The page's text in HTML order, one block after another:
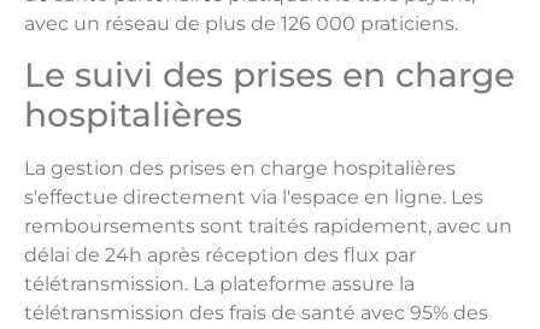
avec un réseau de plus de 126 000 praticiens.
Le suivi des prises en charge
hospitalières
La gestion des prises en charge hospitalières
s'effectue directement via l'espace en ligne. Les
remboursements sont traités rapidement, avec un
délai de 24h après réception des flux par
télétransmission. La plateforme assure la
télétransmission des frais de santé avec 95% des